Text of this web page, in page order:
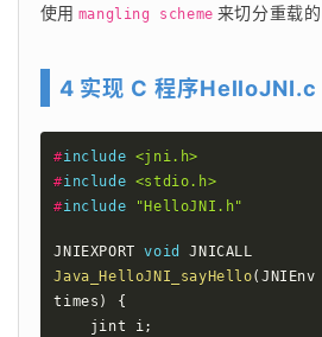
使用 mangling scheme 来切分重载的
4 实现 C 程序HelloJNI.c
#include <jni.h>
#include <stdio.h>
#include "HelloJNI.h"
JNIEXPORT void
Java_HelloJNI_sayHello(JNIEnv
times )
{
    jint i
;